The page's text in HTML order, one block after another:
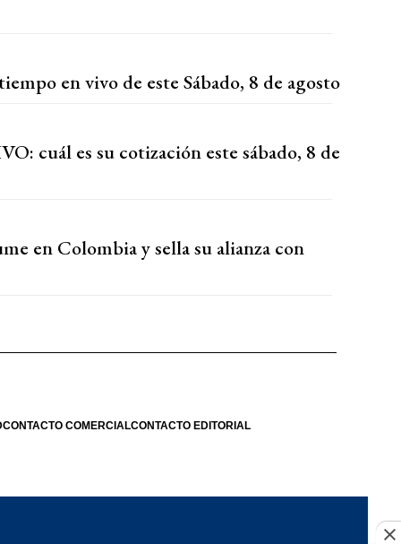
en vivo de este Sábado, 8 de agosto
cuál es su cotización este sábado, 8 de
en Colombia y sella su alianza con
CONTACTO COMERCIALCONTACTO EDITORIAL